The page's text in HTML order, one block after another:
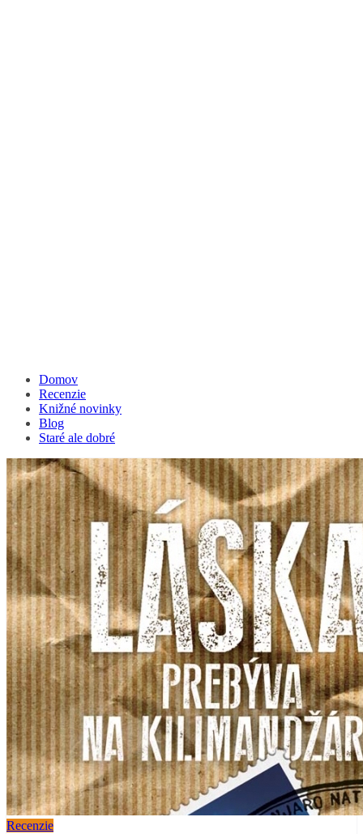
Domov
Recenzie
Knižné novinky
Blog
Staré ale dobré
Recenzie